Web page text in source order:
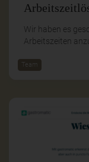
Wir haben es
Arbeitszeiten
Team